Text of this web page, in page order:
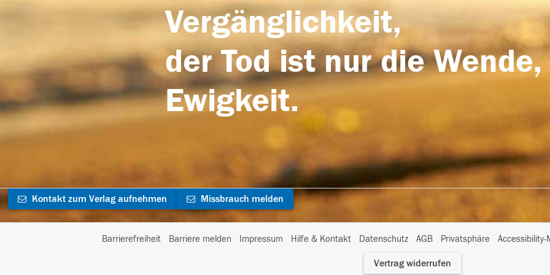
Vergänglichkeit,
der Tod ist nur die
Ewigkeit.
Kontakt zum Verlag aufnehmen Missbrauch melden
Barrierefreiheit Barriere melden Impressum Hilfe & Kontakt Datenschutz AGB Privatsphäre
I
Vertrag widerrufen